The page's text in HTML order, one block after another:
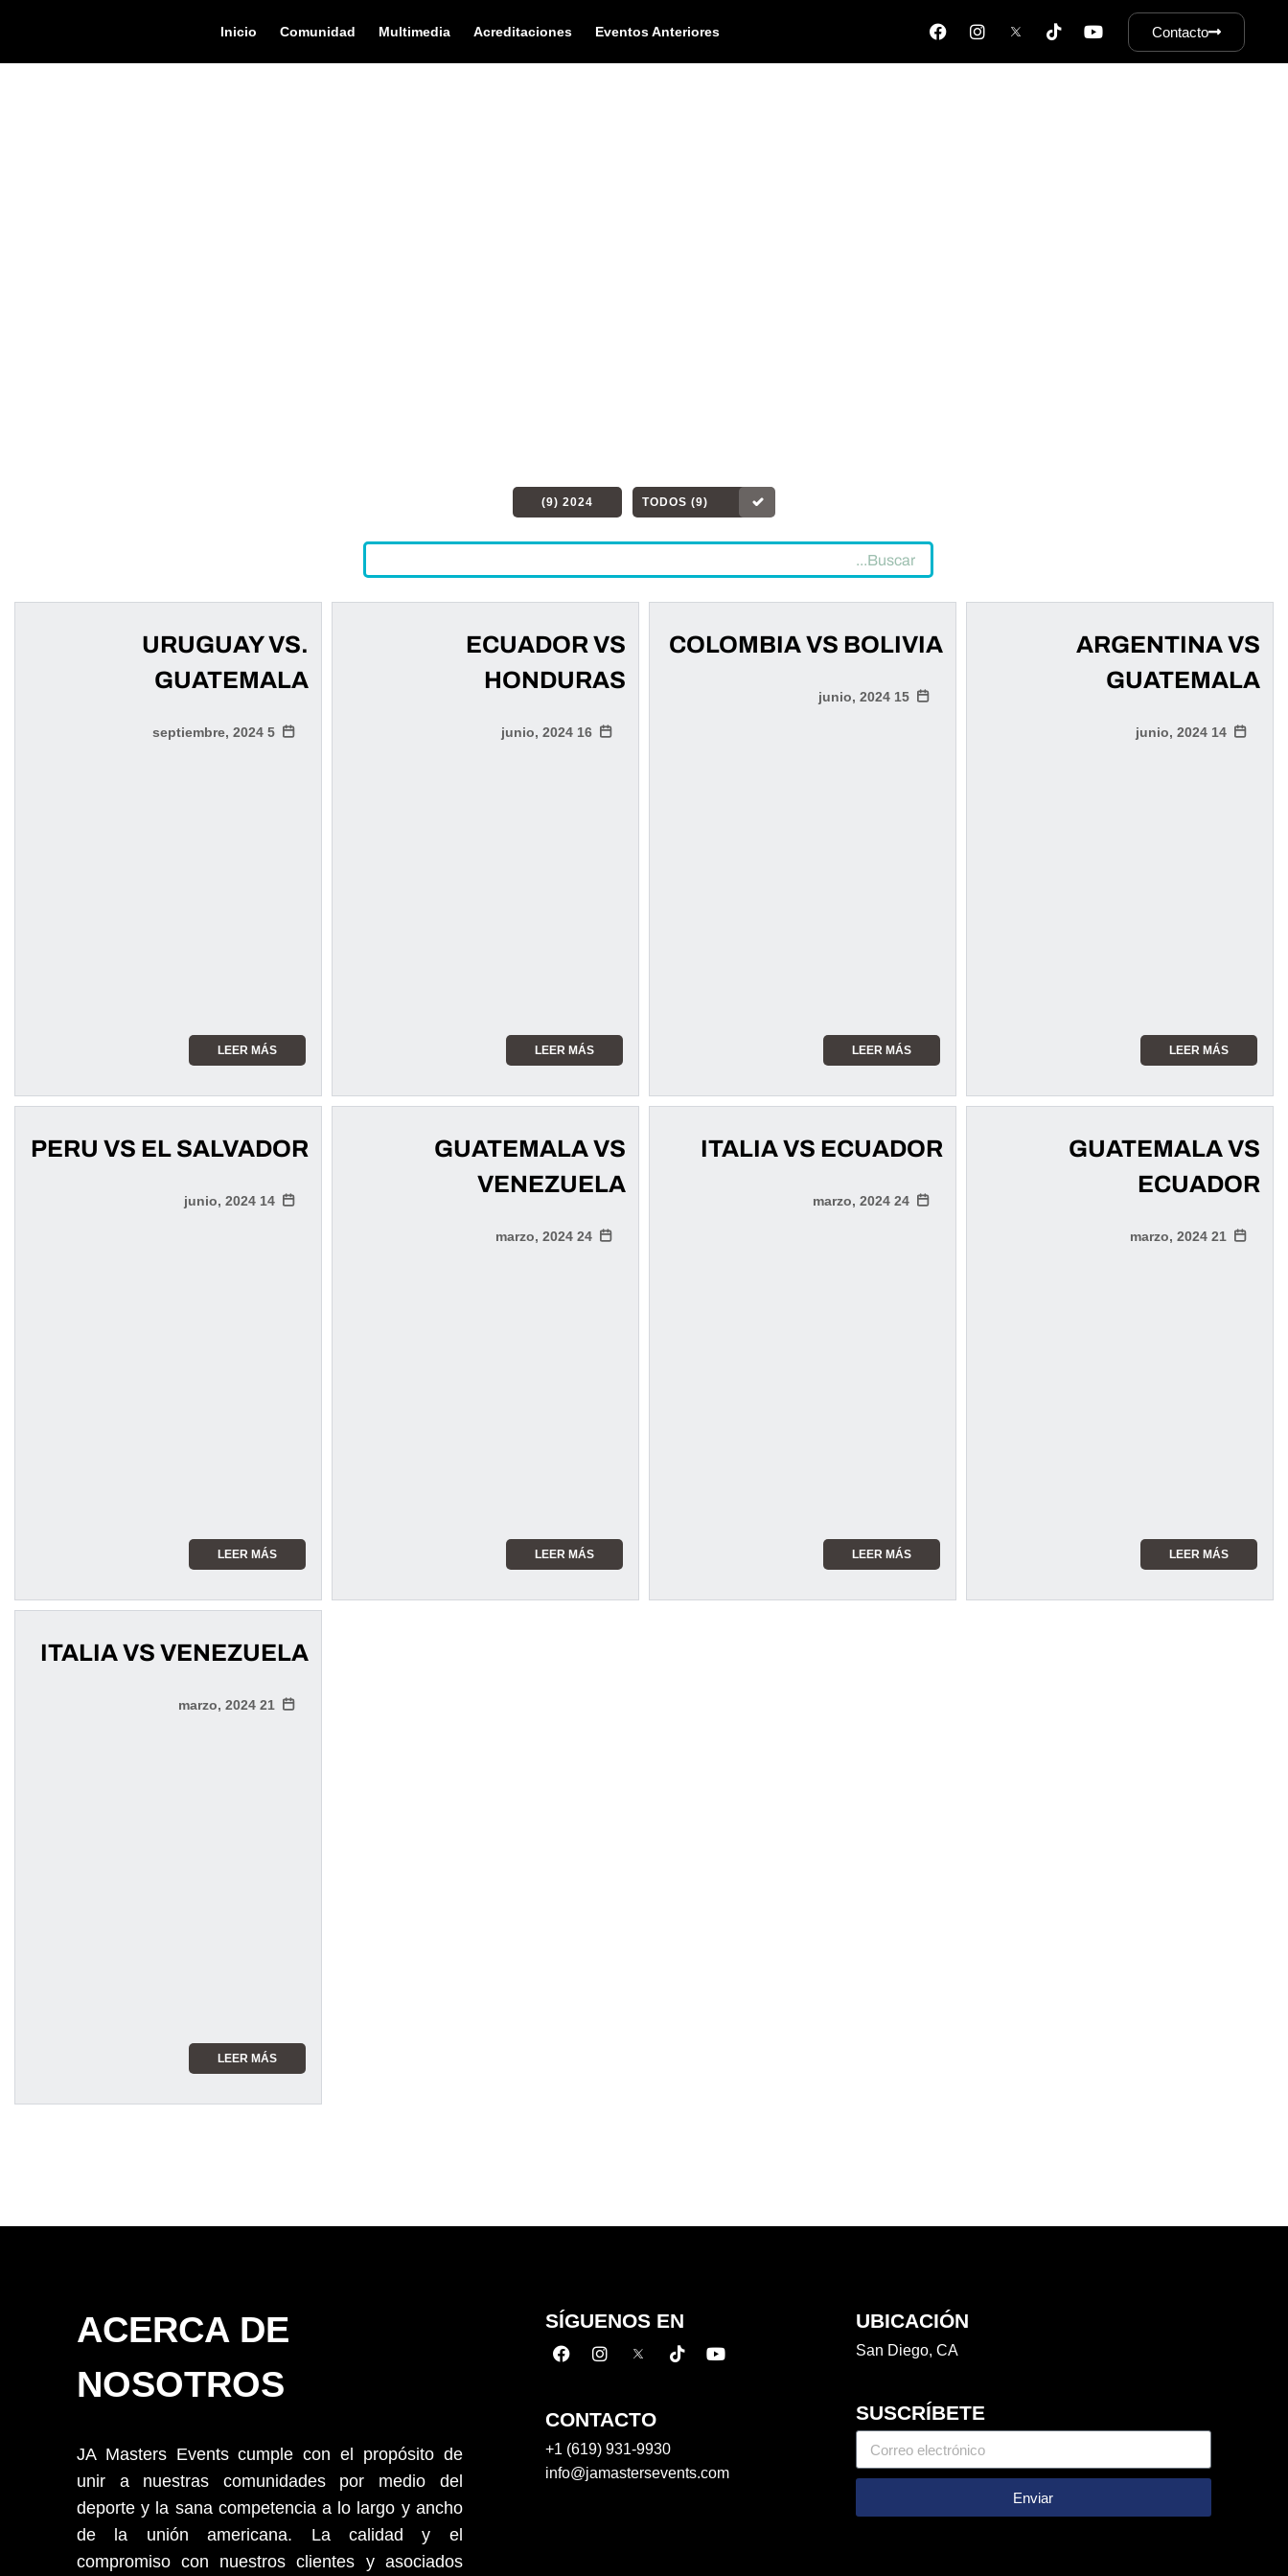
Inicio Comunidad Multimedia Acreditaciones Eventos Anteriores Contacto
TODOS (9)
2024 (9)
URUGUAY VS.
GUATEMALA
LEER MÁS
ECUADOR VS
HONDURAS
LEER MÁS
COLOMBIA VS BOLIVIA
LEER MÁS
ARGENTINA VS
GUATEMALA
LEER MÁS
PERU VS EL SALVADOR
LEER MÁS
GUATEMALA VS
VENEZUELA
LEER MÁS
ITALIA VS ECUADOR
LEER MÁS
GUATEMALA VS
ECUADOR
LEER MÁS
ITALIA VS VENEZUELA
LEER MÁS
ACERCA DE
NOSOTROS
JA Masters Events cumple con el propósito de
unir a nuestras comunidades por medio del
deporte y la sana competencia a lo largo y ancho
de la unión americana. La calidad y el
compromiso con nuestros clientes y asociados
SÍGUENOS EN
CONTACTO
+1 (619) 931-9930
info@jamastersevents.com
UBICACIÓN
San Diego, CA
SUSCRÍBETE
Enviar